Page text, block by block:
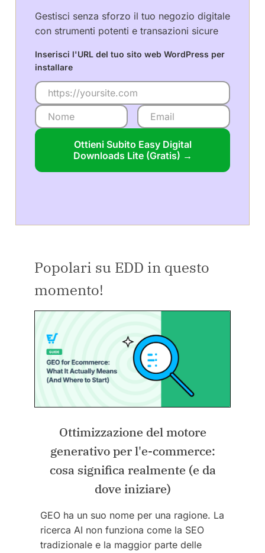
Gestisci senza sforzo il tuo negozio digitale
con strumenti potenti e transazioni sicure
Inserisci l'URL del tuo sito web WordPress per
installare
Ottieni Subito Easy Digital
Downloads Lite (Gratis) →
Popolari su EDD in questo
momento!
Ottimizzazione del motore
generativo per l'e-commerce:
cosa significa realmente (e da
dove iniziare)
GEO ha un suo nome per una ragione. La
ricerca AI non funziona come la SEO
tradizionale e la maggior parte delle